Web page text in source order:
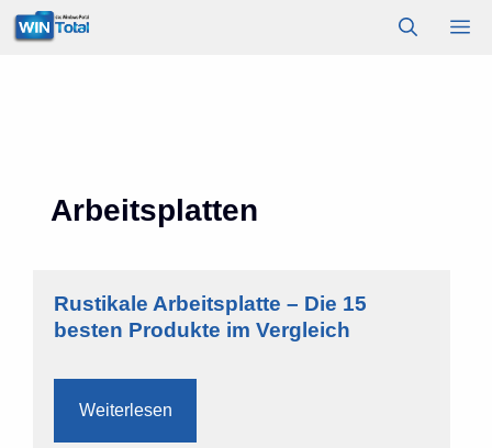
Zum
Inhalt
Arbeitsplatten
Rustikale Arbeitsplatte – Die 15
besten Produkte im Vergleich
Weiterlesen